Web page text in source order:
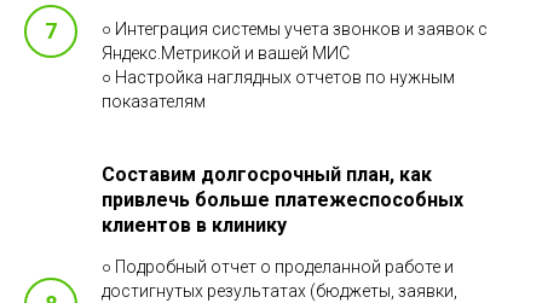
○ Интеграция системы учета звонков и заявок с
Яндекс.Метрикой и вашей МИС
○ Настройка наглядных отчетов по нужным
показателям
Составим долгосрочный план, как
привлечь больше платежеспособных
клиентов в клинику
○ Подробный отчет о проделанной работе и
достигнутых результатах (бюджеты, заявки,